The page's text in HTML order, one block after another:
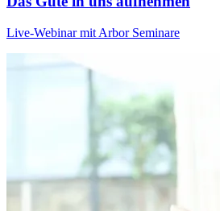
Live-Webinar mit Arbor Seminare